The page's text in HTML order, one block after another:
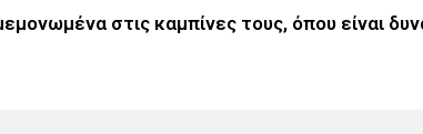
στις καμπίνες τους, όπου είναι